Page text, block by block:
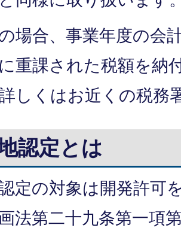
場合、事業年度の会
重課された税額を納
しくはお近くの税務
認定とは
定の対象は開発許可
画法第二十九条第一項